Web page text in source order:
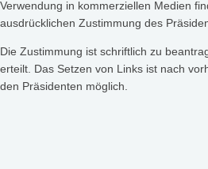
Verwendung in kommerziellen Medien
ausdrücklichen Zustimmung des
Die Zustimmung ist schriftlich zu
erteilt. Das Setzen von Links ist nach
den Präsidenten möglich.